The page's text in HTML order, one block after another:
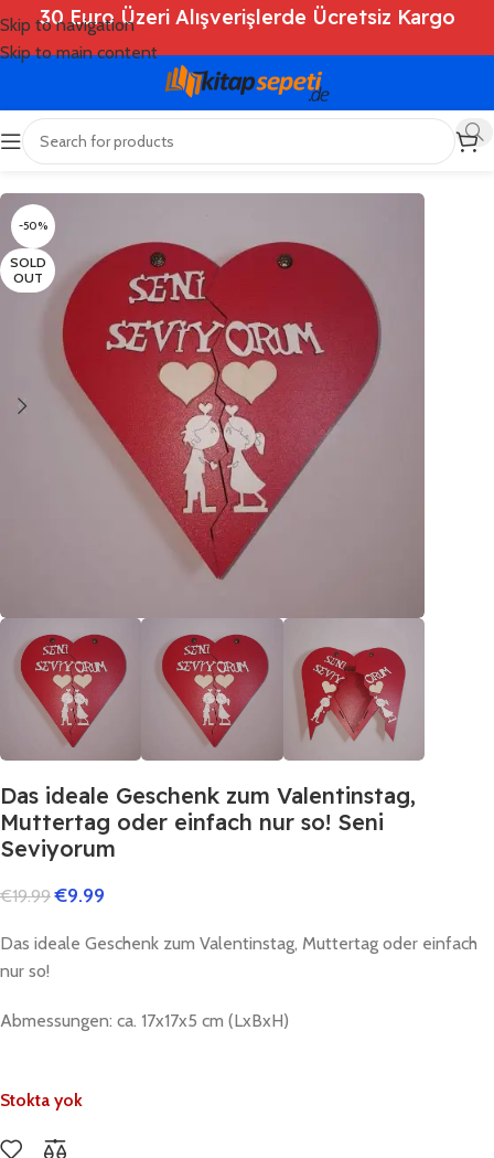
Skip to navigation
Skip to main content
30 Euro Üzeri Alışverişlerde Ücretsiz Kargo
Ana Sayfa Shop
-50%
SOLD
OUT
Das ideale Geschenk zum Valentinstag,
Muttertag oder einfach nur so! Seni
Seviyorum
€19.99 €9.99
Das ideale Geschenk zum Valentinstag, Muttertag oder einfach
nur so!
Abmessungen: ca. 17x17x5 cm (LxBxH)
Stokta yok